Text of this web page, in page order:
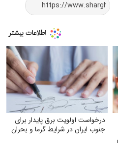
درخواست اولویت برق پایدار برای
جنوب ایران در شرایط گرما و بحران